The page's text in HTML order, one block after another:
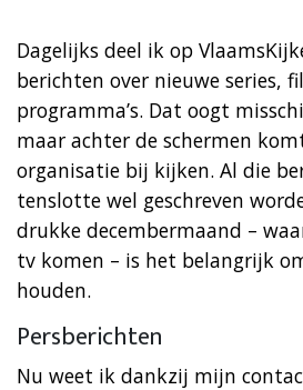
Dagelijks deel ik op
berichten over nieuwe series,
programma’s. Dat oogt
maar achter de schermen
organisatie bij kijken. Al die
tenslotte wel geschreven
drukke decembermaand –
tv komen – is het belangrijk
houden.
Persberichten
Nu weet ik dankzij mijn